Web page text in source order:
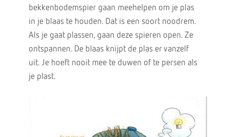
bekkenbodemspier gaan meehelpen om je plas
in je blaas te houden. Dat is een soort noodrem.
Als je gaat plassen, gaan deze spieren open. Ze
ontspannen. De blaas knijpt de plas er vanzelf
uit. Je hoeft nooit mee te duwen of te persen als
je plast.